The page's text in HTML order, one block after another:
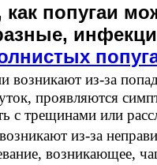
как попугаи
возникают из-за
проявляются
с трещинами или
из-за
возникающее,